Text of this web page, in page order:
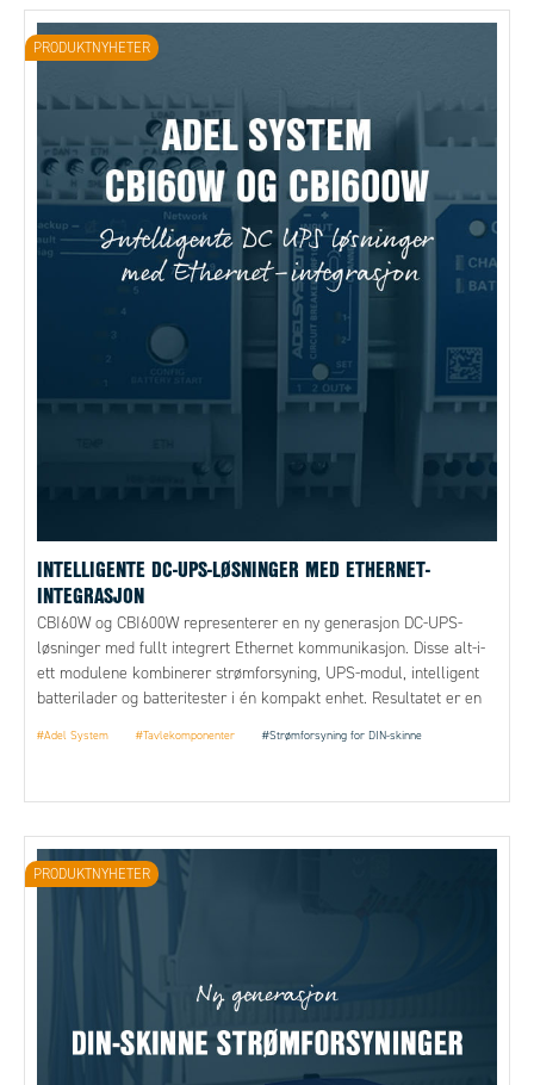
INTELLIGENTE DC-UPS-LØSNINGER MED ETHERNET-
INTEGRASJON
CBI60W og CBI600W representerer en ny generasjon DC-UPS-
løsninger med fullt integrert Ethernet kommunikasjon. Disse alt-i-
ett modulene kombinerer strømforsyning, UPS-modul, intelligent
batterilader og batteritester i én kompakt enhet. Resultatet er en
driftssikkerhet, selv under krevende forhold.
#Adel System #Tavlekomponenter #Strømforsyning for DIN-skinne
PRODUKTNYHETER
PRODUKTNYHETER